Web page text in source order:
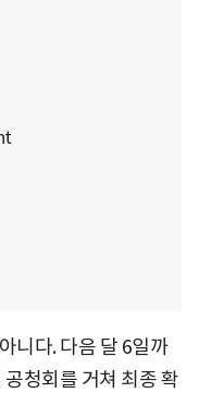
니다. 다음 달 6일까
청회를 거쳐 최종 확